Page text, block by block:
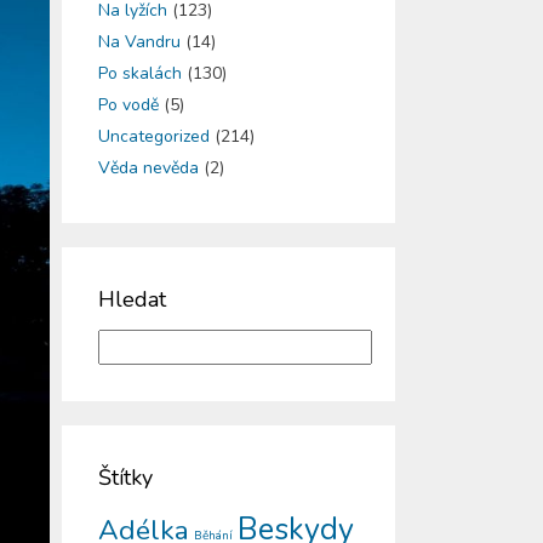
Na lyžích (123)
Na Vandru (14)
Po skalách (130)
Po vodě (5)
Uncategorized (214)
Věda nevěda (2)
Hledat
Štítky
Adélka Běhání Beskydy